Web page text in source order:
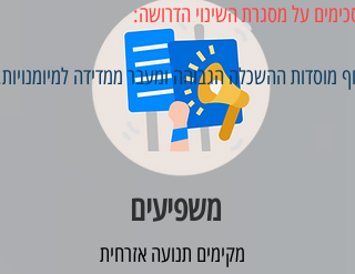
משפיעים
מקימים תנועה אזרחית
על מסגרת השינוי הדרושה:
מוסדות ההשכלה הגבוהה ומעבר ממדידה